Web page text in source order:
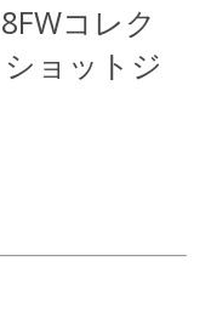
コレク
ョットジ